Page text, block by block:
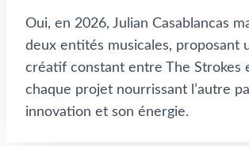
Oui, en 2026, Julian Casablancas
deux entités musicales, proposant
créatif constant entre The Strokes
chaque projet nourrissant l’autre
innovation et son énergie.